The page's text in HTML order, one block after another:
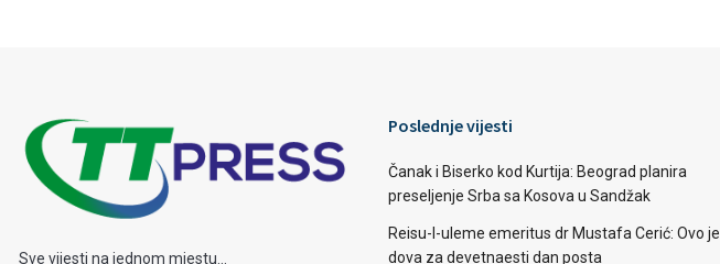
Sve vijesti na jednom mjestu...
Poslednje vijesti
Čanak i Biserko kod Kurtija: Beograd planira
preseljenje Srba sa Kosova u Sandžak
Reisu-l-uleme emeritus dr Mustafa Cerić: Ovo je
dova za devetnaesti dan posta